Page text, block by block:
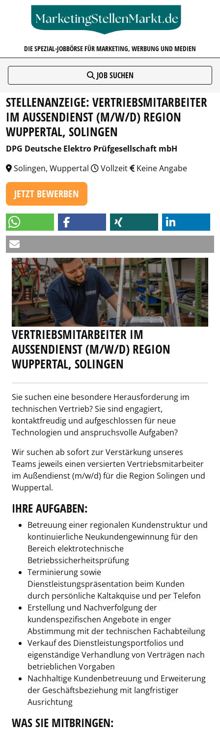
DIE SPEZIAL-JOBBÖRSE FÜR MARKETING, WERBUNG UND MEDIEN
JOB SUCHEN
STELLENANZEIGE: VERTRIEBSMITARBEITER
IM AUSSENDIENST (M/W/D) REGION W
UPPERTAL, SOLINGEN
DPG Deutsche Elektro Prüfgesellschaft mbH
Solingen, Wuppertal
Vollzeit Keine Angabe
JETZT BEWERBEN
VERTRIEBSMITARBEITER IM
AUSSENDIENST (M/W/D) REGION W
UPPERTAL, SOLINGEN
Sie suchen eine besondere Herausforderung im
technischen Vertrieb? Sie sind engagiert,
kontaktfreudig und aufgeschlossen für neue
Technologien und anspruchsvolle Aufgaben?
Wir suchen ab sofort zur Verstärkung unseres
Teams jeweils einen versierten Vertriebsmitarbeiter
im Außendienst (m/w/d) für die Region Solingen und
Wuppertal.
IHRE AUFGABEN:
Betreuung einer regionalen Kundenstruktur und
kontinuierliche Neukundengewinnung für den
Bereich elektrotechnische
Betriebssicherheitsprüfung
Terminierung sowie
Dienstleistungspräsentation beim Kunden
durch persönliche Kaltakquise und per Telefon
Erstellung und Nachverfolgung der
kundenspezifischen Angebote in enger
Abstimmung mit der technischen Fachabteilung
Verkauf des Dienstleistungsportfolios und
eigenständige Verhandlung von Verträgen nach
betrieblichen Vorgaben
Nachhaltige Kundenbetreuung und Erweiterung
der Geschäftsbeziehung mit langfristiger
Ausrichtung
WAS SIE MITBRINGEN: